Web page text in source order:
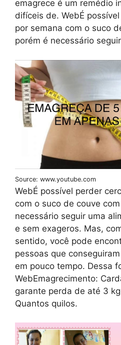
emagrece é um remédio
difíceis de. WebÉ
por semana com o suco
porém é necessário
Source: www.youtube.com
WebÉ possível perder
com o suco de couve
necessário seguir uma
e sem exageros. Mas,
sentido, você pode
pessoas que
em pouco tempo. Dessa
WebEmagrecimento:
garante perda de até 3
Quantos quilos.